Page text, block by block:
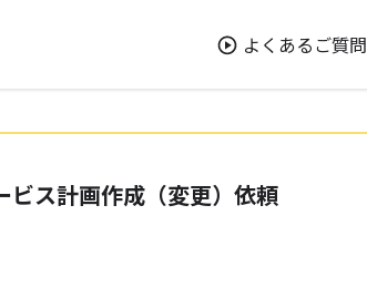
よくあるご質問
ビス計画作成（変更）依頼